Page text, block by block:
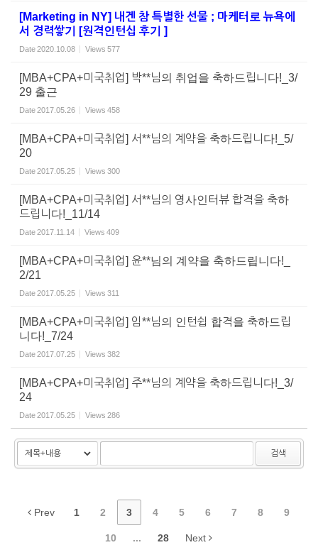
[Marketing in NY] 내겐 참 특별한 선물 ; 마케터로 뉴욕에
서 경력쌓기 [원격인턴십 후기 ]
Date2020.10.08 Views 577
[MBA+CPA+미국취업] 박**님의 취업을 축하드립니다!_3/
29 출근
Date2017.05.26 Views 458
[MBA+CPA+미국취업] 서**님의 계약을 축하드립니다!_5/
20
Date2017.05.25 Views 300
[MBA+CPA+미국취업] 서**님의 영사인터뷰 합격을 축하
드립니다!_11/14
Date2017.11.14 Views 409
[MBA+CPA+미국취업] 윤**님의 계약을 축하드립니다!_
2/21
Date2017.05.25 Views 311
[MBA+CPA+미국취업] 임**님의 인턴쉽 합격을 축하드립
니다!_7/24
Date2017.07.25 Views 382
[MBA+CPA+미국취업] 주**님의 계약을 축하드립니다!_3/
24
Date2017.05.25 Views 286
검색
Prev 1 2 3 4 5 6 7 8 9
10 ... 28 Next